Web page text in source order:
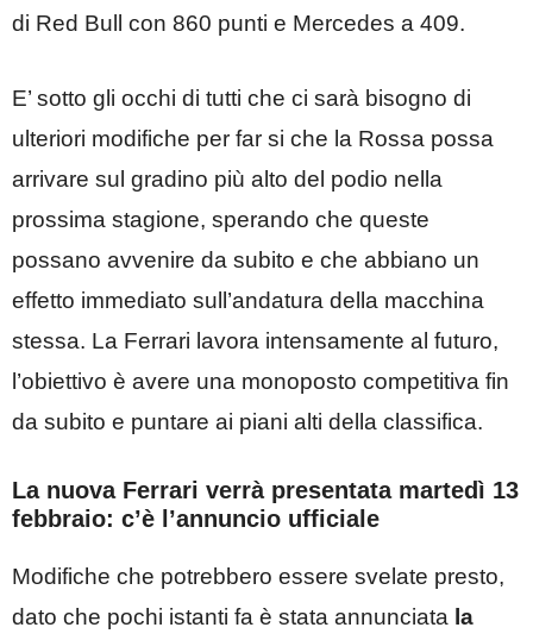
di Red Bull con 860 punti e Mercedes a 409.
E’ sotto gli occhi di tutti che ci sarà bisogno di
ulteriori modifiche per far si che la Rossa possa
arrivare sul gradino più alto del podio nella
prossima stagione, sperando che queste
possano avvenire da subito e che abbiano un
effetto immediato sull’andatura della macchina
stessa. La Ferrari lavora intensamente al futuro,
l’obiettivo è avere una monoposto competitiva fin
da subito e puntare ai piani alti della classifica.
La nuova Ferrari verrà presentata martedì 13
febbraio: c’è l’annuncio ufficiale
Modifiche che potrebbero essere svelate presto,
dato che pochi istanti fa è stata annunciata la